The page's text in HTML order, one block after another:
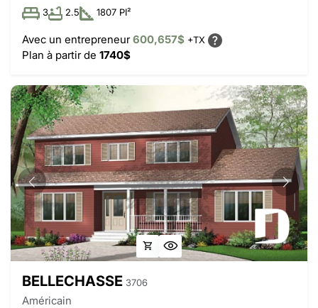
3 2.5 1807 PI²
Avec un entrepreneur600,657$ +TX
Plan à partir de 1740$
BELLECHASSE 3706
Américain